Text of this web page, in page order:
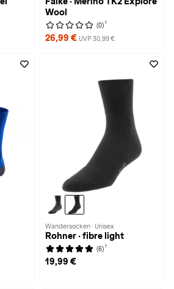
Wool
(0) 1
26,99 € UVP 30,99 €
Wandersocken · Unisex
Rohner · fibre light
(6) 1
19,99 €